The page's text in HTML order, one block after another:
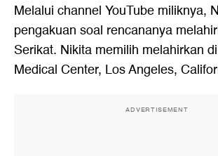
Melalui channel YouTube miliknya,
pengakuan soal rencananya
Serikat. Nikita memilih melahirkan
Medical Center, Los Angeles,
ADVERTISEMENT